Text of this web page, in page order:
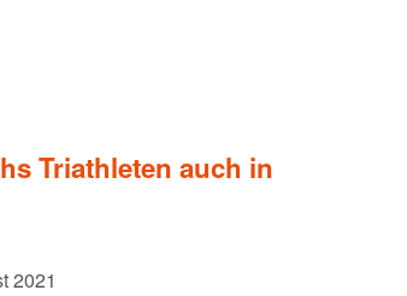
Triathleten auch in
2021